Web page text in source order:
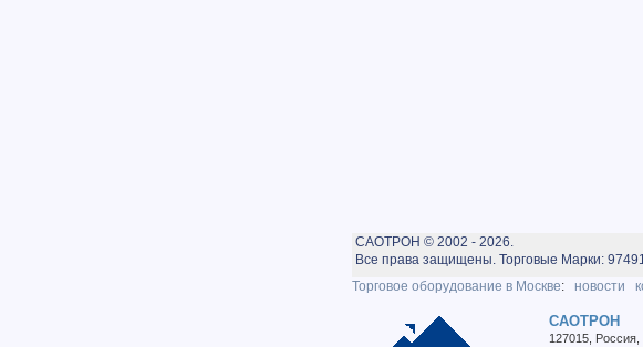
САОТРОН © 2002 - 2026.
Все права защищены. Торговые Марки:
Торговое оборудование в Москве: новости
САОТРОН
127015 Россия